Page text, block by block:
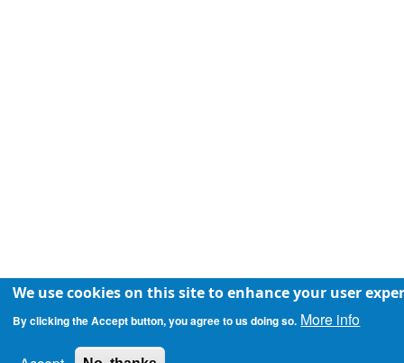
We use cookies on this site to enhance your user
By clicking the Accept button, you agree to us doing so. More info